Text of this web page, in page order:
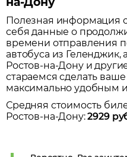
Полезная информация
себя данные о
времени отправления
автобуса из Геленджик,
Ростов-на-Донуи
стараемся сделать
максимально удобным
Средняя стоимость
Ростов-на-Дону: 2929